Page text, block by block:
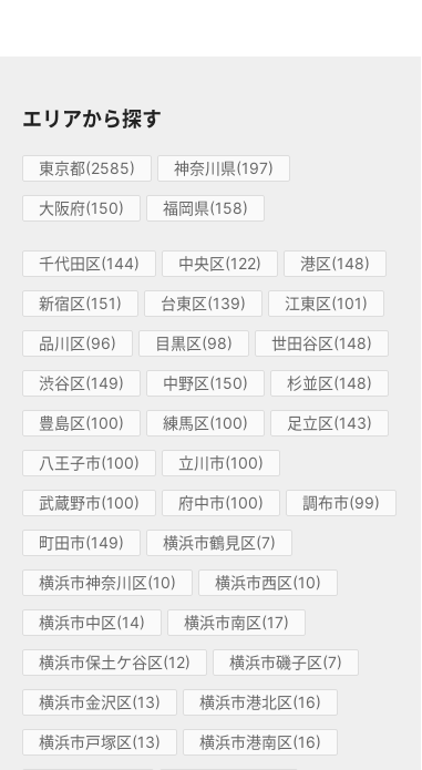
エリアから探す
東京都(2585) 神奈川県(197)
大阪府(150) 福岡県(158)
千代田区(144) 中央区(122) 港区(148)
新宿区(151) 台東区(139) 江東区(101)
品川区(96) 目黒区(98) 世田谷区(148)
渋谷区(149) 中野区(150) 杉並区(148)
豊島区(100) 練馬区(100) 足立区(143)
八王子市(100) 立川市(100)
武蔵野市(100) 府中市(100) 調布市(99)
町田市(149) 横浜市鶴見区(7)
横浜市神奈川区(10) 横浜市西区(10)
横浜市中区(14) 横浜市南区(17)
横浜市保土ケ谷区(12) 横浜市磯子区(7)
横浜市金沢区(13) 横浜市港北区(16)
横浜市戸塚区(13) 横浜市港南区(16)